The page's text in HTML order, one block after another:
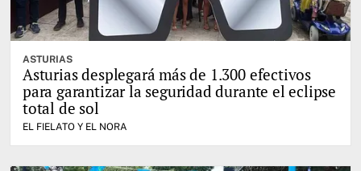
ASTURIAS
Asturias desplegará más de 1.300 efectivos
para garantizar la seguridad durante el eclipse
total de sol
EL FIELATO Y EL NORA